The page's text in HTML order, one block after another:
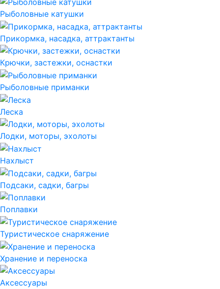
Рыболовные катушки
Прикормка, насадка, аттрактанты
Крючки, застежки, оснастки
Рыболовные приманки
Леска
Лодки, моторы, эхолоты
Нахлыст
Подсаки, садки, багры
Поплавки
Туристическое снаряжение
Хранение и переноска
Аксессуары